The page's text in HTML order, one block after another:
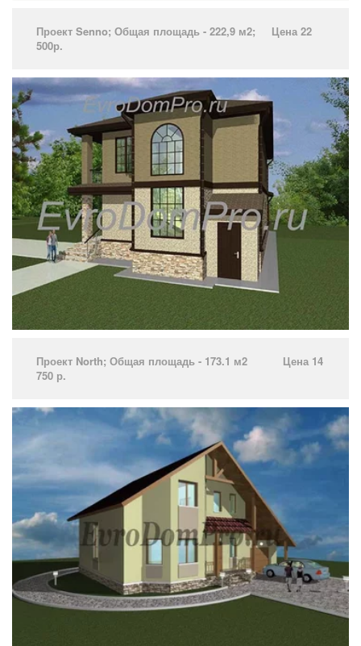
Проект Senno­; Общая площадь - 222,9 м2; Цена 22
500р.
Проект North­; Общая площадь - 173.1 м2 Цена 14
750 р.­ ­